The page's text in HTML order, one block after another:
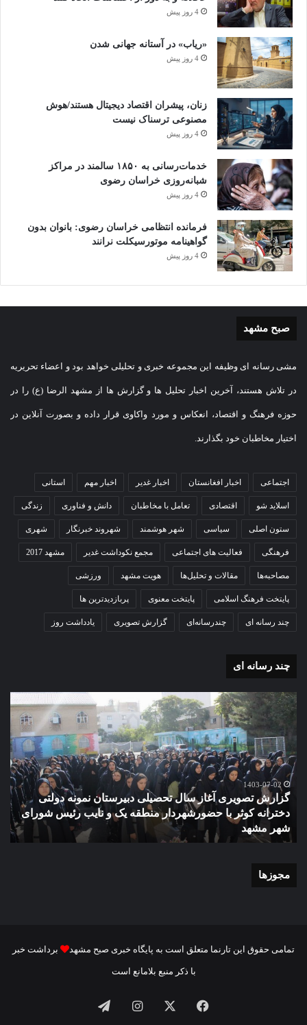
4 روز پیش
«ریاب» در آستانه جهانی شدن
4 روز پیش
زنان، پیشران اقتصاد دیجیتال هستند/هوش
مصنوعی ترسناک نیست
4 روز پیش
خدمات‌رسانی به ۱۸۵۰ سالمند در مراکز
شبانه‌روزی خراسان رضوی
4 روز پیش
فرمانده انتظامی خراسان رضوی: بانوان بدون
گواهینامه موتورسیکلت نرانند
4 روز پیش
صبح مشهد
مشی رسانه ای وظیفه این مجموعه خبری و تحلیلی خواهد بود و اعضاء تحریریه
در تلاش هستند، آخرین اخبار تحلیل ها و گزارش ها از مشهد الرضا (ع) را در
حوزه فرهنگ و اقتصاد، انعکاس و مورد واکاوی قرار داده و بصورت آنلاین در
اختیار مخاطبان خود بگذارند.
اجتماعی اخبار افغانستان اخبار غدیر اخبار مهم استانی
اسلاید شو اقتصادی تعامل با مخاطبان دانش و فناوری زندگی
ستون اصلی سیاسی شهر هوشمند شهروند خبرنگار شهری
فرهنگی فعالیت های اجتماعی مجمع نکوداشت غدیر مشهد 2017
مصاحبه‌ها مقالات و تحلیل‌ها هویت مشهد ورزشی
پایتخت فرهنگ اسلامی پایتخت معنوی پربازدیدترین ها
چند رسانه ای چندرسانه‌ای گزارش تصویری یادداشت روز
چند رسانه ای
گزارش
تصویری
آغاز
سال
تحصیلی
دبیرستان
نمونه
دولتی
دخترانه
کوثر
با
1403-07-02
گزارش تصویری آغاز سال تحصیلی دبیرستان نمونه دولتی
دخترانه کوثر با حضورشهردار منطقه یک و نایب رئیس شورای
شهر مشهد
مجوزها
تمامی حقوق این تارنما متعلق است به پایگاه خبری صبح مشهد برداشت خبر
با ذکر منبع بلامانع است
فیسبوک ایکساینستاگرامتلگرام